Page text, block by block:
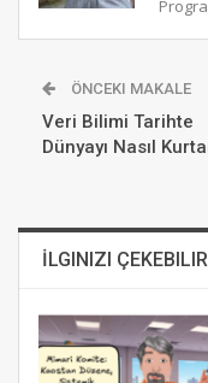
ÖNCEKI MAKALE
Veri Bilimi Tarihte
Dünyayı Nasıl
İLGINIZI ÇEKEBILIR